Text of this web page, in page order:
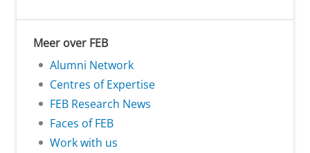
Meer over FEB
Alumni Network
Centres of Expertise
FEB Research News
Faces of FEB
Work with us